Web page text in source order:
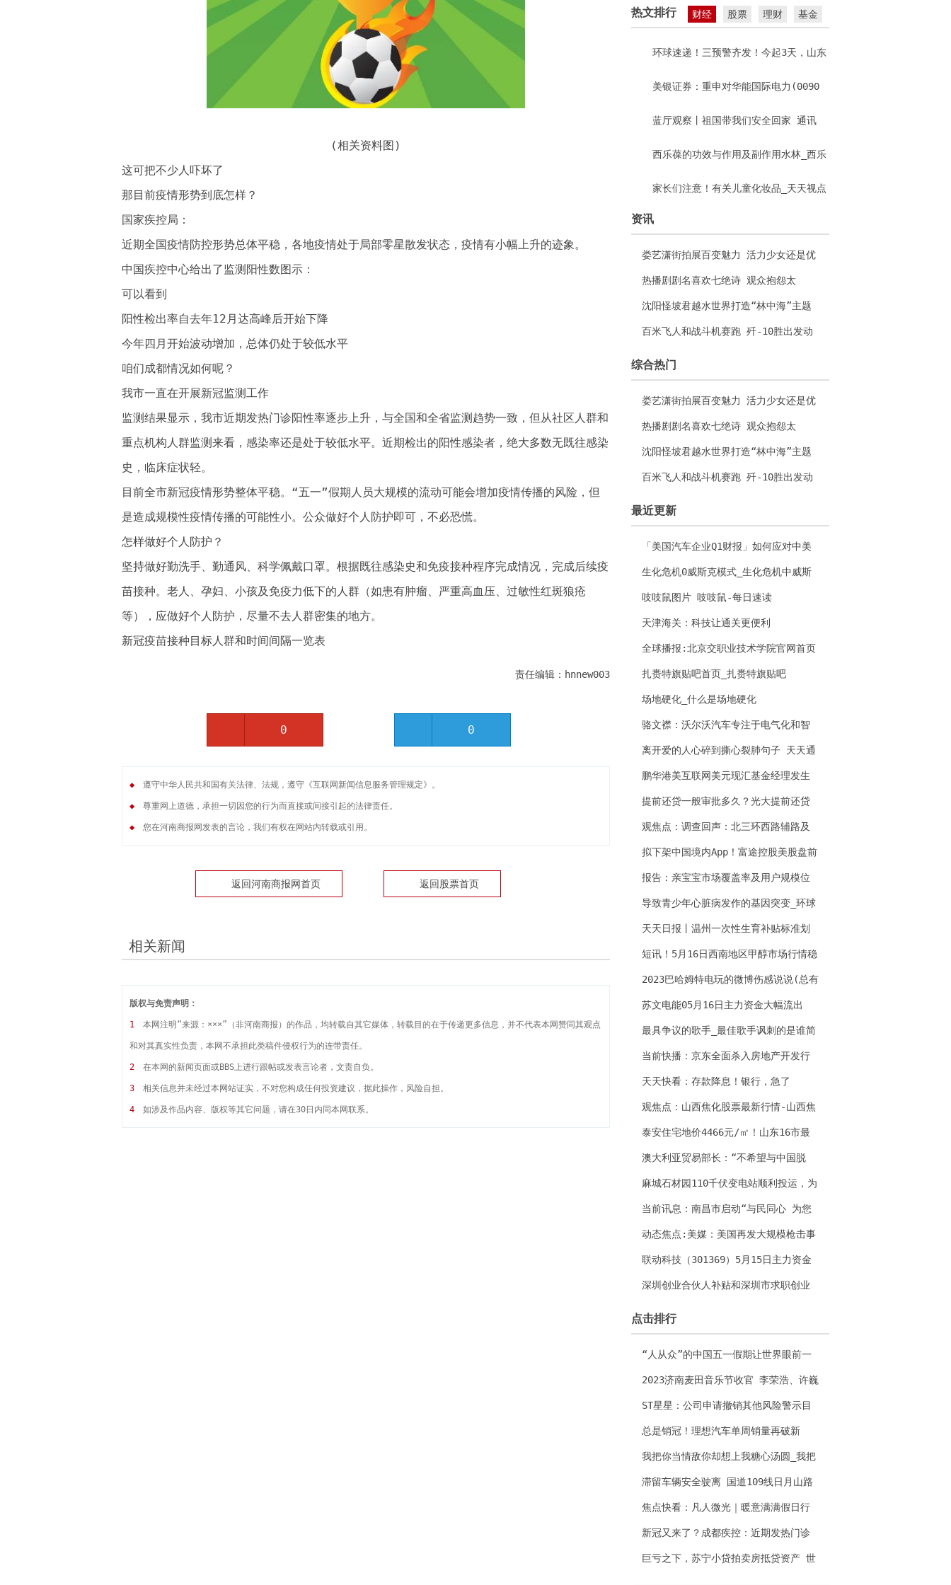
(相关资料图)
这可把不少人吓坏了
那目前疫情形势到底怎样？
国家疾控局：
近期全国疫情防控形势总体平稳，各地疫情处于局部零星散发状态，疫情有小幅上升的迹象。
中国疾控中心给出了监测阳性数图示：
可以看到
阳性检出率自去年12月达高峰后开始下降
今年四月开始波动增加，总体仍处于较低水平
咱们成都情况如何呢？
我市一直在开展新冠监测工作
监测结果显示，我市近期发热门诊阳性率逐步上升，与全国和全省监测趋势一致，但从社区人群和
重点机构人群监测来看，感染率还是处于较低水平。近期检出的阳性感染者，绝大多数无既往感染
史，临床症状轻。
目前全市新冠疫情形势整体平稳。“五一”假期人员大规模的流动可能会增加疫情传播的风险，但
是造成规模性疫情传播的可能性小。公众做好个人防护即可，不必恐慌。
怎样做好个人防护？
坚持做好勤洗手、勤通风、科学佩戴口罩。根据既往感染史和免疫接种程序完成情况，完成后续疫
苗接种。老人、孕妇、小孩及免疫力低下的人群（如患有肿瘤、严重高血压、过敏性红斑狼疮
等），应做好个人防护，尽量不去人群密集的地方。
新冠疫苗接种目标人群和时间间隔一览表
责任编辑：hnnew003
0 0
◆ 遵守中华人民共和国有关法律、法规，遵守《互联网新闻信息服务管理规定》。
◆ 尊重网上道德，承担一切因您的行为而直接或间接引起的法律责任。
◆ 您在河南商报网发表的言论，我们有权在网站内转载或引用。
返回河南商报网首页 返回股票首页
相关新闻
版权与免责声明：
1 本网注明“来源：×××”（非河南商报）的作品，均转载自其它媒体，转载目的在于传递更多信息，并不代表本网赞同其观点
和对其真实性负责，本网不承担此类稿件侵权行为的连带责任。
2 在本网的新闻页面或BBS上进行跟帖或发表言论者，文责自负。
3 相关信息并未经过本网站证实，不对您构成任何投资建议，据此操作，风险自担。
4 如涉及作品内容、版权等其它问题，请在30日内同本网联系。
热文排行 财经 股票 理财 基金
环球速递！三预警齐发！今起3天，山东
大部地区大雨到暴雨
美银证券：重申对华能国际电力(0090
2.HK)“跑输大市”评级 目标价上调至3.
35港元
蓝厅观察丨祖国带我们安全回家 通讯
西乐葆的功效与作用及副作用水林_西乐
葆的功效与作用|快资讯
家长们注意！有关儿童化妆品_天天视点
资讯
娄艺潇街拍展百变魅力 活力少女还是优
雅女人？
热播剧剧名喜欢七绝诗 观众抱怨太
长“难记”
沈阳怪坡君越水世界打造“林中海”主题
水上乐园
百米飞人和战斗机赛跑 歼-10胜出发动
机功不可没
综合热门
娄艺潇街拍展百变魅力 活力少女还是优
雅女人？
热播剧剧名喜欢七绝诗 观众抱怨太
长“难记”
沈阳怪坡君越水世界打造“林中海”主题
水上乐园
百米飞人和战斗机赛跑 歼-10胜出发动
机功不可没
最近更新
「美国汽车企业Q1财报」如何应对中美
电动市场的战略竞争？
生化危机0威斯克模式_生化危机中威斯
克在哪日去世
吱吱鼠图片 吱吱鼠-每日速读
天津海关：科技让通关更便利
全球播报:北京交职业技术学院官网首页
铁路
扎赉特旗贴吧首页_扎赉特旗贴吧
场地硬化_什么是场地硬化
骆文襟：沃尔沃汽车专注于电气化和智
能化 也专注于延续近百年的品牌传统
离开爱的人心碎到撕心裂肺句子 天天通
讯
鹏华港美互联网美元现汇基金经理发生
变更|热消息
提前还贷一般审批多久？光大提前还贷
审批期多久？
观焦点：调查回声：北三环西路辅路及
周边“病井盖”，治好了！
拟下架中国境内App！富途控股美股盘前
一度跌逾15% 当前最新
报告：亲宝宝市场覆盖率及用户规模位
居行业第一，母婴种草率领先
导致青少年心脏病发作的基因突变_环球
速讯
天天日报丨温州一次性生育补贴标准划
定 各地依财力调整
短讯！5月16日西南地区甲醇市场行情稳
定
2023巴哈姆特电玩的微博伤感说说(总有
一个人，是看不厌的风景；)(巴哈姆特2
020acg动画) 每日播报
苏文电能05月16日主力资金大幅流出
最具争议的歌手_最佳歌手讽刺的是谁简
介介绍
当前快播：京东全面杀入房地产开发行
业
天天快看：存款降息！银行，急了
观焦点：山西焦化股票最新行情-山西焦
化最新股价
泰安住宅地价4466元/㎡！山东16市最
新地价
澳大利亚贸易部长：“不希望与中国脱
钩” 关注
麻城石材园110千伏变电站顺利投运，为
麻城石材产业园区注入发展动力
当前讯息：南昌市启动“与民同心 为您
守护”宣传活动
动态焦点:美媒：美国再发大规模枪击事
件 政客大谈心理健康却不提控枪
联动科技（301369）5月15日主力资金
净卖出2271.16万元 当前通讯
深圳创业合伙人补贴和深圳市求职创业
补贴是多少钱？-全球视点
点击排行
“人从众”的中国五一假期让世界眼前一
亮 世界微动态
2023济南麦田音乐节收官 李荣浩、许巍
火热开唱
ST星星：公司申请撤销其他风险警示目
前处于深交所审核阶段
总是销冠！理想汽车单周销量再破新
高：狂卖8100台打遍所有新势力 天天新
视野
我把你当情敌你却想上我糖心汤圆_我把
你当情敌你却想上我|全球快看
滞留车辆安全驶离 国道109线日月山路
段恢复正常通行 快资讯
焦点快看：凡人微光｜暖意满满假日行
新冠又来了？成都疾控：近期发热门诊
阳性率逐步上升，但感染率较低 环球速
巨亏之下，苏宁小贷拍卖房抵贷资产 世